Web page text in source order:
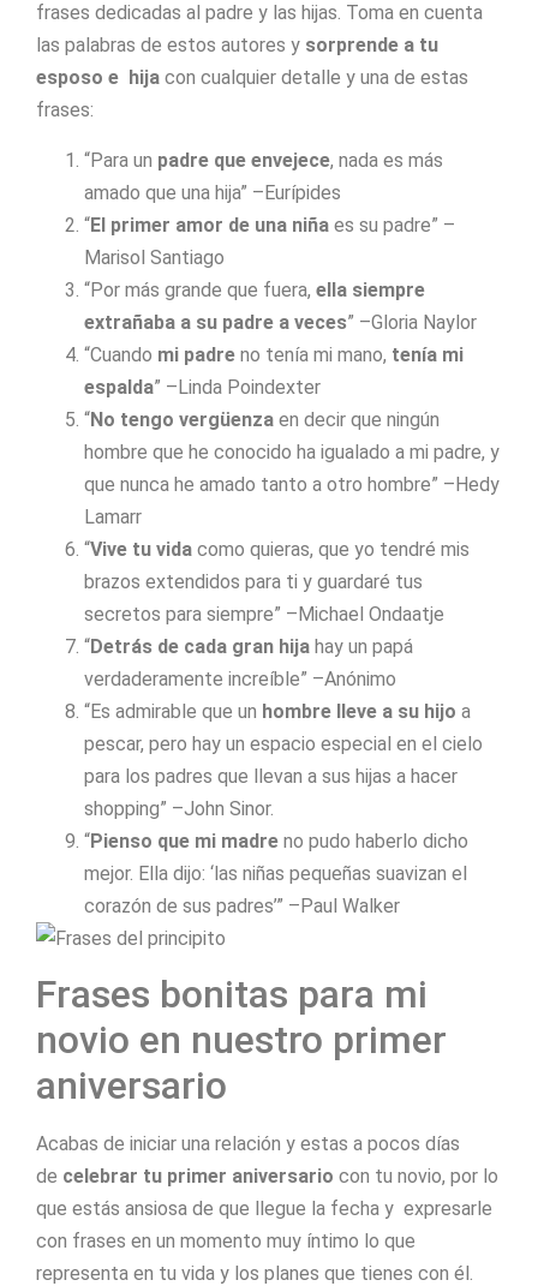
frases dedicadas al padre y las hijas. Toma en cuenta
las palabras de estos autores y sorprende a tu
esposo e hija con cualquier detalle y una de estas
frases:
“Para un padre que envejece, nada es más
amado que una hija” –Eurípides
“El primer amor de una niña es su padre” –
Marisol Santiago
“Por más grande que fuera, ella siempre
extrañaba a su padre a veces” –Gloria Naylor
“Cuando mi padre no tenía mi mano, tenía mi
espalda” –Linda Poindexter
“No tengo vergüenza en decir que ningún
hombre que he conocido ha igualado a mi padre, y
que nunca he amado tanto a otro hombre” –Hedy
Lamarr
“Vive tu vida como quieras, que yo tendré mis
brazos extendidos para ti y guardaré tus
secretos para siempre” –Michael Ondaatje
“Detrás de cada gran hija hay un papá
verdaderamente increíble” –Anónimo
“Es admirable que un hombre lleve a su hijo a
pescar, pero hay un espacio especial en el cielo
para los padres que llevan a sus hijas a hacer
shopping” –John Sinor.
“Pienso que mi madre no pudo haberlo dicho
mejor. Ella dijo: ‘las niñas pequeñas suavizan el
corazón de sus padres’” –Paul Walker
Frases bonitas para mi
novio en nuestro primer
aniversario
Acabas de iniciar una relación y estas a pocos días
de celebrar tu primer aniversario con tu novio, por lo
que estás ansiosa de que llegue la fecha y expresarle
con frases en un momento muy íntimo lo que
representa en tu vida y los planes que tienes con él.